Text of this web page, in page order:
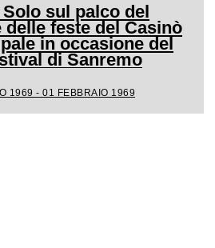
sul palco del
delle feste del Casinò
in occasione del
di Sanremo
1969 - 01 FEBBRAIO 1969